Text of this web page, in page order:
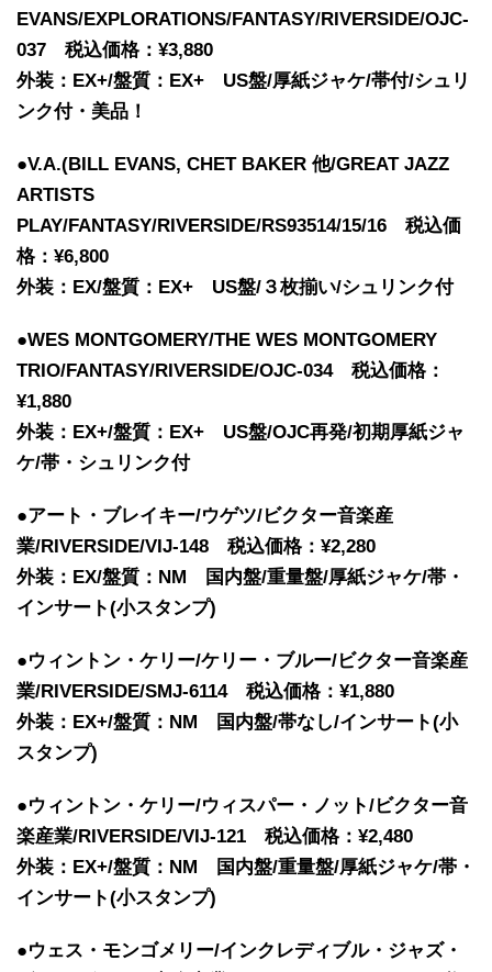
EVANS/EXPLORATIONS/FANTASY/RIVERSIDE/OJC-
037 税込価格：¥3,880
外装：EX+/盤質：EX+ US盤/厚紙ジャケ/帯付/シュリ
ンク付・美品！
●V.A.(BILL EVANS, CHET BAKER 他/GREAT JAZZ
ARTISTS
PLAY/FANTASY/RIVERSIDE/RS93514/15/16 税込価
格：¥6,800
外装：EX/盤質：EX+ US盤/３枚揃い/シュリンク付
●WES MONTGOMERY/THE WES MONTGOMERY
TRIO/FANTASY/RIVERSIDE/OJC-034 税込価格：
¥1,880
外装：EX+/盤質：EX+ US盤/OJC再発/初期厚紙ジャ
ケ/帯・シュリンク付
●アート・ブレイキー/ウゲツ/ビクター音楽産
業/RIVERSIDE/VIJ-148 税込価格：¥2,280
外装：EX/盤質：NM 国内盤/重量盤/厚紙ジャケ/帯・
インサート(小スタンプ)
●ウィントン・ケリー/ケリー・ブルー/ビクター音楽産
業/RIVERSIDE/SMJ-6114 税込価格：¥1,880
外装：EX+/盤質：NM 国内盤/帯なし/インサート(小
スタンプ)
●ウィントン・ケリー/ウィスパー・ノット/ビクター音
楽産業/RIVERSIDE/VIJ-121 税込価格：¥2,480
外装：EX+/盤質：NM 国内盤/重量盤/厚紙ジャケ/帯・
インサート(小スタンプ)
●ウェス・モンゴメリー/インクレディブル・ジャズ・